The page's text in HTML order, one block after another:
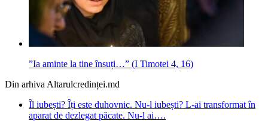
”Ia aminte la tine însuți…” (I Timotei 4, 16)
Din arhiva Altarulcredinței.md
Îl iubești? Îți este duhovnic. Nu-l iubești? L-ai transformat în
aparat de dezlegat păcate. Nu-l ai….